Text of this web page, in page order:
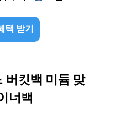
택 받기
버킷백 미듐 맞
너백